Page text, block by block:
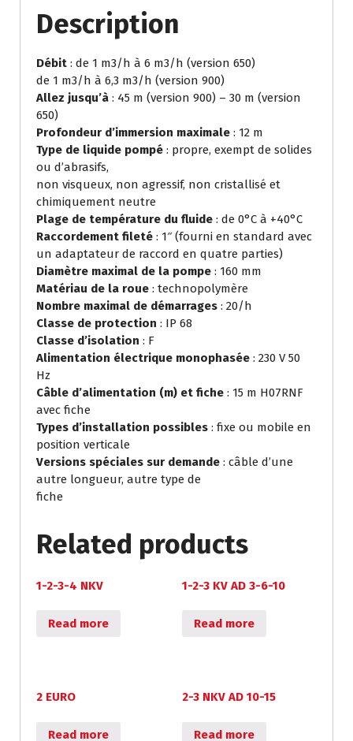
Description
Débit : de 1 m3/h à 6 m3/h (version 650)
de 1 m3/h à 6,3 m3/h (version 900)
Allez jusqu’à : 45 m (version 900) – 30 m (version
650)
Profondeur d’immersion maximale : 12 m
Type de liquide pompé : propre, exempt de solides
ou d’abrasifs,
non visqueux, non agressif, non cristallisé et
chimiquement neutre
Plage de température du fluide : de 0°C à +40°C
Raccordement fileté : 1″ (fourni en standard avec
un adaptateur de raccord en quatre parties)
Diamètre maximal de la pompe : 160 mm
Matériau de la roue : technopolymère
Nombre maximal de démarrages : 20/h
Classe de protection : IP 68
Classe d’isolation : F
Alimentation électrique monophasée : 230 V 50
Hz
Câble d’alimentation (m) et fiche : 15 m H07RNF
avec fiche
Types d’installation possibles : fixe ou mobile en
position verticale
Versions spéciales sur demande : câble d’une
autre longueur, autre type de
fiche
Related products
1-2-3-4 NKV
Read more
1-2-3 KV AD 3-6-10
Read more
2 EURO
Read more
2-3 NKV AD 10-15
Read more